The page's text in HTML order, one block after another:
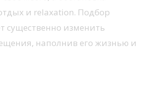
и relaxation. Подбор
существенно изменить
наполнив его жизнью и